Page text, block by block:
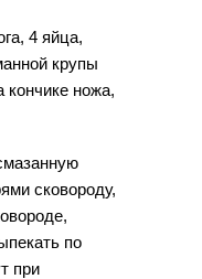
4 яйца,
крупы
кончике ножа,
сковороду,
по
при